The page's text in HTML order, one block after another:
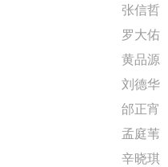
张信哲
罗大佑
黄品源
刘德华
邰正宵
孟庭苇
辛晓琪